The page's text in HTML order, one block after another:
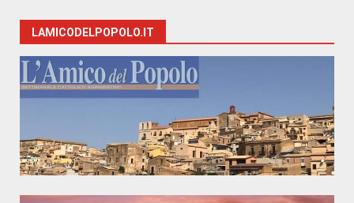
LAMICODELPOPOLO.IT